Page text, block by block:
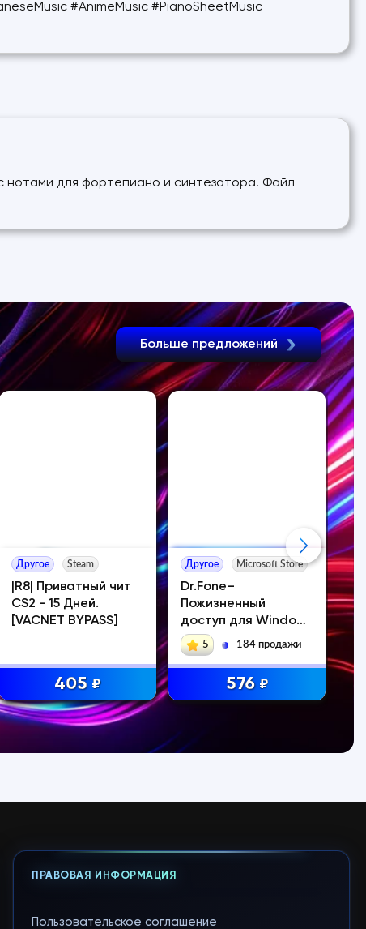
#AnimeMusic #PianoSheetMusic
нотами для фортепиано и синтезатора. Файл
Больше предложений
Другое Steam
|R8| Приватный чит
CS2 - 15 Дней.
[VACNET BYPASS]
405 ₽
Другое Microsoft Store
Dr.Fone–
Пожизненный
доступ для Windows
(IOS & Android)
5 184 продажи
576 ₽
ПРАВОВАЯ ИНФОРМАЦИЯ
Пользовательское соглашение